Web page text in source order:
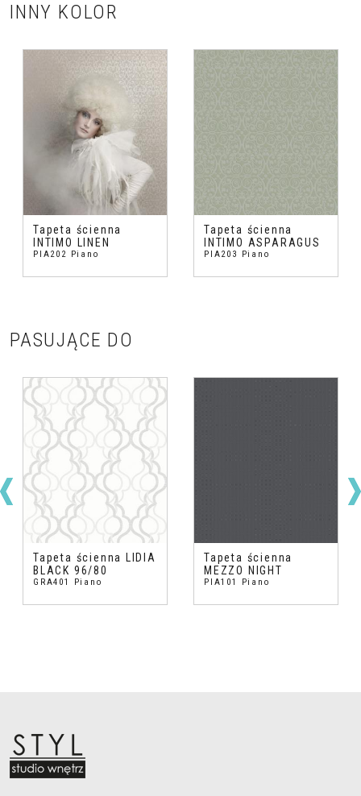
INNY KOLOR
Tapeta ścienna
INTIMO LINEN
PIA202 Piano
Tapeta ścienna
INTIMO ASPARAGUS
PIA203 Piano
PASUJĄCE DO
Tapeta ścienna LIDIA
BLACK 96/80
GRA401 Piano
Tapeta ścienna
MEZZO NIGHT
PIA101 Piano